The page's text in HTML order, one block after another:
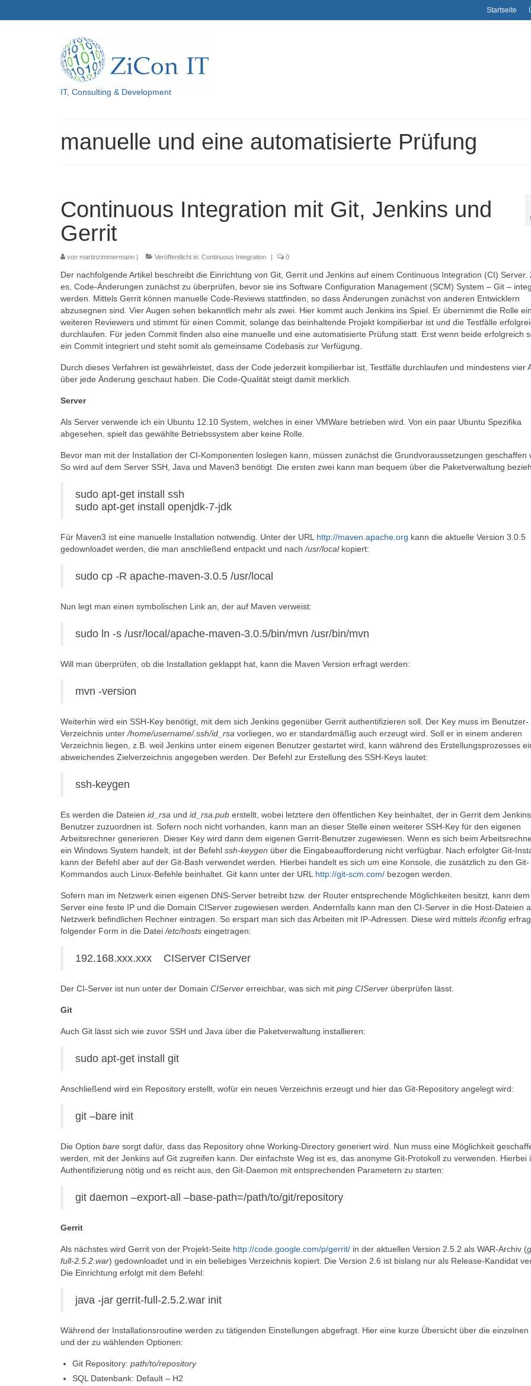
Startseite
IT, Consulting & Development
manuelle und eine automatisierte Prüfung
Continuous Integration mit Git, Jenkins und
Gerrit
von martinzimmermann | Veröffentlicht in: Continuous Integration | 0
Der nachfolgende Artikel beschreibt die Einrichtung von Git, Gerrit und Jenkins auf einem Continuous Integration (CI) Server.
es, Code-Änderungen zunächst zu überprüfen, bevor sie ins Software Configuration Management (SCM) System – Git –
werden. Mittels Gerrit können manuelle Code-Reviews stattfinden, so dass Änderungen zunächst von anderen Entwicklern
abzusegnen sind. Vier Augen sehen bekanntlich mehr als zwei. Hier kommt auch Jenkins ins Spiel. Er übernimmt die Rolle
weiteren Reviewers und stimmt für einen Commit, solange das beinhaltende Projekt kompilierbar ist und die Testfälle
durchlaufen. Für jeden Commit finden also eine manuelle und eine automatisierte Prüfung statt. Erst wenn beide erfolgreich
ein Commit integriert und steht somit als gemeinsame Codebasis zur Verfügung.
Durch dieses Verfahren ist gewährleistet, dass der Code jederzeit kompilierbar ist, Testfälle durchlaufen und mindestens vier
über jede Änderung geschaut haben. Die Code-Qualität steigt damit merklich.
Server
Als Server verwende ich ein Ubuntu 12.10 System, welches in einer VMWare betrieben wird. Von ein paar Ubuntu Spezifika
abgesehen, spielt das gewählte Betriebssystem aber keine Rolle.
Bevor man mit der Installation der CI-Komponenten loslegen kann, müssen zunächst die Grundvoraussetzungen geschaffen
So wird auf dem Server SSH, Java und Maven3 benötigt. Die ersten zwei kann man bequem über die Paketverwaltung
sudo apt-get install ssh
sudo apt-get install openjdk-7-jdk
Für Maven3 ist eine manuelle Installation notwendig. Unter der URL http://maven.apache.org kann die aktuelle Version 3.0.5
gedownloadet werden, die man anschließend entpackt und nach /usr/localkopiert:
sudo cp -R apache-maven-3.0.5 /usr/local
Nun legt man einen symbolischen Link an, der auf Maven verweist:
sudo ln -s /usr/local/apache-maven-3.0.5/bin/mvn /usr/bin/mvn
Will man überprüfen, ob die Installation geklappt hat, kann die Maven Version erfragt werden:
mvn -version
Weiterhin wird ein SSH-Key benötigt, mit dem sich Jenkins gegenüber Gerrit authentifizieren soll. Der Key muss im Benutzer-
Verzeichnis unter /home/username/.ssh/id_rsa vorliegen, wo er standardmäßig auch erzeugt wird. Soll er in einem anderen
Verzeichnis liegen, z.B. weil Jenkins unter einem eigenen Benutzer gestartet wird, kann während des Erstellungsprozesses
abweichendes Zielverzeichnis angegeben werden. Der Befehl zur Erstellung des SSH-Keys lautet:
ssh-keygen
Es werden die Dateien id_rsa und id_rsa.pub erstellt, wobei letztere den öffentlichen Key beinhaltet, der in Gerrit dem
Benutzer zuzuordnen ist. Sofern noch nicht vorhanden, kann man an dieser Stelle einen weiterer SSH-Key für den eigenen
Arbeitsrechner generieren. Dieser Key wird dann dem eigenen Gerrit-Benutzer zugewiesen. Wenn es sich beim
ein Windows System handelt, ist der Befehl ssh-keygen über die Eingabeaufforderung nicht verfügbar. Nach erfolgter Git-
kann der Befehl aber auf der Git-Bash verwendet werden. Hierbei handelt es sich um eine Konsole, die zusätzlich zu den Git-
Kommandos auch Linux-Befehle beinhaltet. Git kann unter der URL http://git-scm.com/ bezogen werden.
Sofern man im Netzwerk einen eigenen DNS-Server betreibt bzw. der Router entsprechende Möglichkeiten besitzt, kann dem
Server eine feste IP und die Domain CIServer zugewiesen werden. Andernfalls kann man den CI-Server in die Host-Dateien
Netzwerk befindlichen Rechner eintragen. So erspart man sich das Arbeiten mit IP-Adressen. Diese wird mittels ifconfig
folgender Form in die Datei /etc/hosts eingetragen:
192.168.xxx.xxx CIServer CIServer
Der CI-Server ist nun unter der Domain CIServer erreichbar, was sich mit ping CIServer überprüfen lässt.
Git
Auch Git lässt sich wie zuvor SSH und Java über die Paketverwaltung installieren:
sudo apt-get install git
Anschließend wird ein Repository erstellt, wofür ein neues Verzeichnis erzeugt und hier das Git-Repository angelegt wird:
git –bare init
Die Option bare sorgt dafür, dass das Repository ohne Working-Directory generiert wird. Nun muss eine Möglichkeit
werden, mit der Jenkins auf Git zugreifen kann. Der einfachste Weg ist es, das anonyme Git-Protokoll zu verwenden. Hierbei
Authentifizierung nötig und es reicht aus, den Git-Daemon mit entsprechenden Parametern zu starten:
git daemon –export-all –base-path=/path/to/git/repository
Gerrit
Als nächstes wird Gerrit von der Projekt-Seite http://code.google.com/p/gerrit/ in der aktuellen Version 2.5.2 als WAR-Archiv (
full-2.5.2.war) gedownloadet und in ein beliebiges Verzeichnis kopiert. Die Version 2.6 ist bislang nur als Release-Kandidat
Die Einrichtung erfolgt mit dem Befehl:
java -jar gerrit-full-2.5.2.war init
Während der Installationsroutine werden zu tätigenden Einstellungen abgefragt. Hier eine kurze Übersicht über die einzelnen
und der zu wählenden Optionen:
Git Repository: path/to/repository
SQL Datenbank: Default – H2